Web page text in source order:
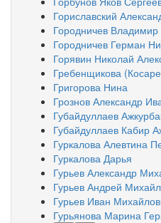
Гориславский
Городничев
Городничев Герман
Горявин Николай
Гребенщикова
Григорова Нина
Грознов Александр
Губайдуллаев
Губайдуллаев Кабир
Гуркалова Алевтина
Гуркалова Дарья
Гурьев Александр
Гурьев Андрей
Гурьев Иван
Гурьянова Марина